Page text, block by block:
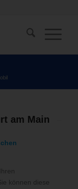
am Main
können diese